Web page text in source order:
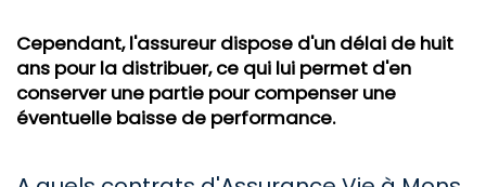
Cependant, l'assureur dispose d'un délai de huit
ans pour la distribuer, ce qui lui permet d'en
conserver une partie pour compenser une
éventuelle baisse de performance.